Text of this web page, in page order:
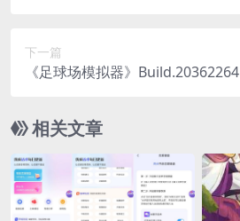
下一篇
《足球场模拟器》Build.20362264
相关文章